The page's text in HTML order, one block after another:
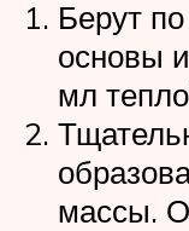
Берут
основы
мл
массы.